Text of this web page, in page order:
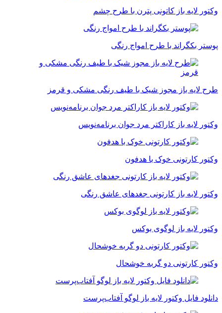
وکتور لایه باز کاتونی پترن با طرح چشم
پوستر بکگراند با طرح امواج رنگی
طرح لایه باز مجوز شیک با طیف رنگی مشکی و قرمز
وکتور لایه باز کاراکتر مرد جوان برنامه‌نویس
وکتور کارتونی خوک با هدفون
وکتور لایه باز کارتونی جغدهای عاشق رنگی
وکتور لایه باز لوگوی بوکس
وکتور کارتونی دو گربه خوشحال
دانلود فایل وکتور لایه باز لوگو آفتاب‌پرست